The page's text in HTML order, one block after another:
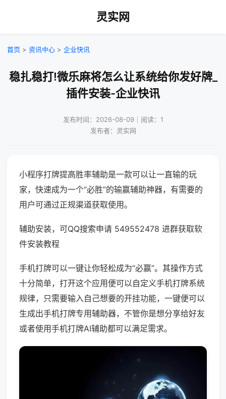
灵实网
首页 > 资讯中心 > 企业快讯
稳扎稳打!微乐麻将怎么让系统给你发好牌_
插件安装-企业快讯
发布时间：2026-08-09｜阅读：1
发布者：灵实网
小程序打牌提高胜率辅助是一款可以让一直输的玩
家，快速成为一个“必胜”的输赢辅助神器，有需要的
用户可通过正规渠道获取使用。
辅助安装，可QQ搜索申请 549552478 进群获取软
件安装教程
手机打牌可以一键让你轻松成为“必赢”。其操作方式
十分简单，打开这个应用便可以自定义手机打牌系统
规律，只需要输入自己想要的开挂功能，一键便可以
生成出手机打牌专用辅助器，不管你是想分享给好友
或者使用手机打牌AI辅助都可以满足需求。